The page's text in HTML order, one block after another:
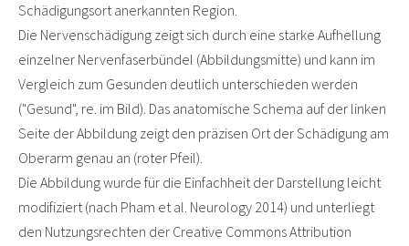
Schädigungsort anerkannten Region.
Die Nervenschädigung zeigt sich durch eine starke Aufhellung
einzelner Nervenfaserbündel (Abbildungsmitte) und kann im
Vergleich zum Gesunden deutlich unterschieden werden
("Gesund", re. im Bild). Das anatomische Schema auf der linken
Seite der Abbildung zeigt den präzisen Ort der Schädigung am
Oberarm genau an (roter Pfeil).
Die Abbildung wurde für die Einfachheit der Darstellung leicht
modifiziert (nach Pham et al. Neurology 2014) und unterliegt
den Nutzungsrechten der Creative Commons Attribution